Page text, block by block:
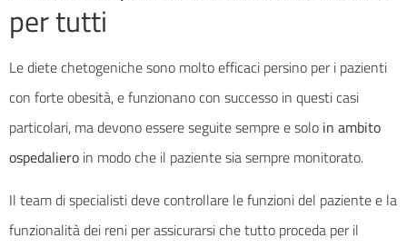
per tutti
Le diete chetogeniche sono molto efficaci persino per i pazienti
con forte obesità, e funzionano con successo in questi casi
particolari, ma devono essere seguite sempre e solo in ambito
ospedaliero in modo che il paziente sia sempre monitorato.
Il team di specialisti deve controllare le funzioni del paziente e la
funzionalità dei reni per assicurarsi che tutto proceda per il